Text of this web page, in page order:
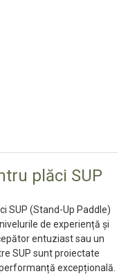
Up Paddle SUP -
plăci SUP
SUP (Stand-Up Paddle)
de experiență și
entuziast sau un
SUP sunt proiectate
excepțională.